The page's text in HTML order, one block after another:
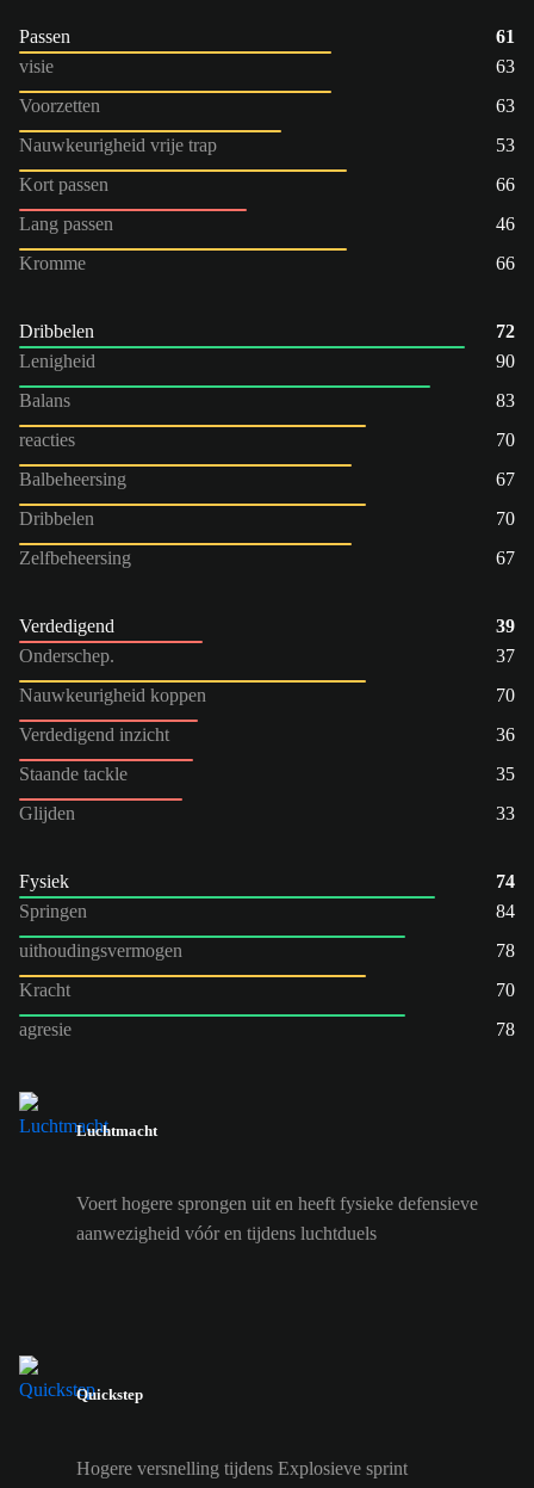
Passen
61
visie
63
Voorzetten
63
Nauwkeurigheid vrije trap
53
Kort passen
66
Lang passen
46
Kromme
66
Dribbelen
72
Lenigheid
90
Balans
83
reacties
70
Balbeheersing
67
Dribbelen
70
Zelfbeheersing
67
Verdedigend
39
Onderschep.
37
Nauwkeurigheid koppen
70
Verdedigend inzicht
36
Staande tackle
35
Glijden
33
Fysiek
74
Springen
84
uithoudingsvermogen
78
Kracht
70
agresie
78
Luchtmacht
Voert hogere sprongen uit en heeft fysieke defensieve
aanwezigheid vóór en tijdens luchtduels
Quickstep
Hogere versnelling tijdens Explosieve sprint